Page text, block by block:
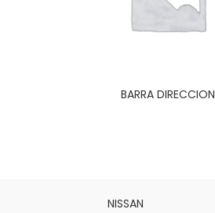
BARRA DIRECCION
NISSAN